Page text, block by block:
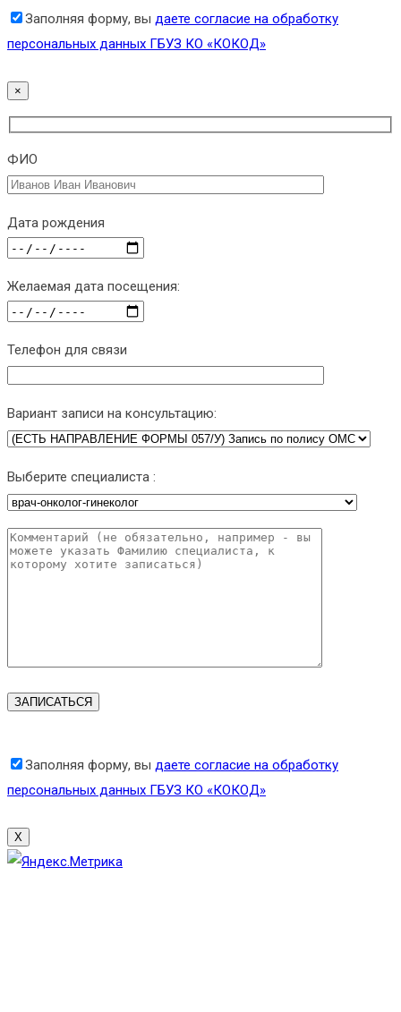
Заполняя форму, вы даете согласие на обработку
персональных данных ГБУЗ КО «КОКОД»
×
ФИО
Дата рождения
Желаемая дата посещения:
Телефон для связи
Вариант записи на консультацию:
Выберите специалиста :
Заполняя форму, вы даете согласие на обработку
персональных данных ГБУЗ КО «КОКОД»
X